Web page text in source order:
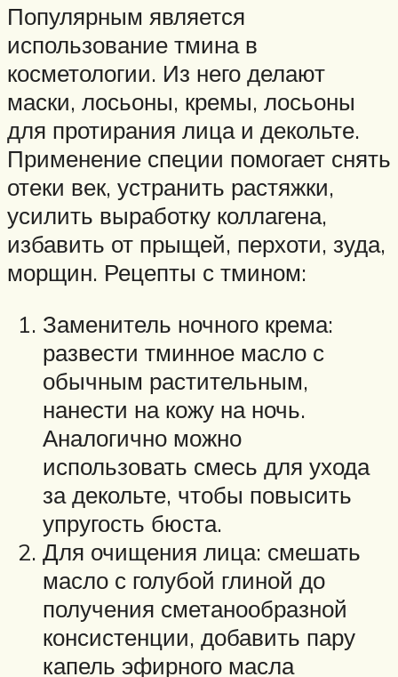
Популярным является
использование тмина в
косметологии. Из него делают
маски, лосьоны, кремы, лосьоны
для протирания лица и декольте.
Применение специи помогает снять
отеки век, устранить растяжки,
усилить выработку коллагена,
избавить от прыщей, перхоти, зуда,
морщин. Рецепты с тмином:
Заменитель ночного крема:
развести тминное масло с
обычным растительным,
нанести на кожу на ночь.
Аналогично можно
использовать смесь для ухода
за декольте, чтобы повысить
упругость бюста.
Для очищения лица: смешать
масло с голубой глиной до
получения сметанообразной
консистенции, добавить пару
капель эфирного масла